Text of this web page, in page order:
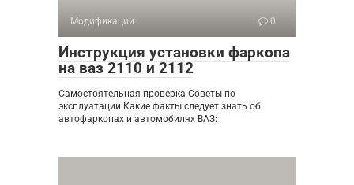
Модификации 0
Инструкция установки фаркопа
на ваз 2110 и 2112
Самостоятельная проверка Советы по
эксплуатации Какие факты следует знать об
автофаркопах и автомобилях ВАЗ: